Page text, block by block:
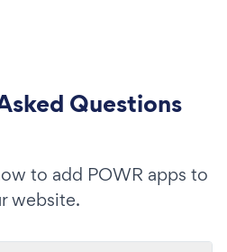
Questions
to add POWR apps to
website.